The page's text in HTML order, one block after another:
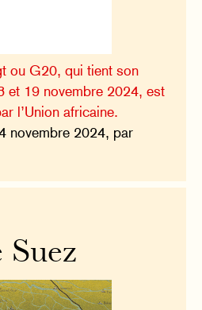
ou G20, qui tient son
et 19 novembre 2024, est
l’Union africaine.
novembre 2024, par
Suez